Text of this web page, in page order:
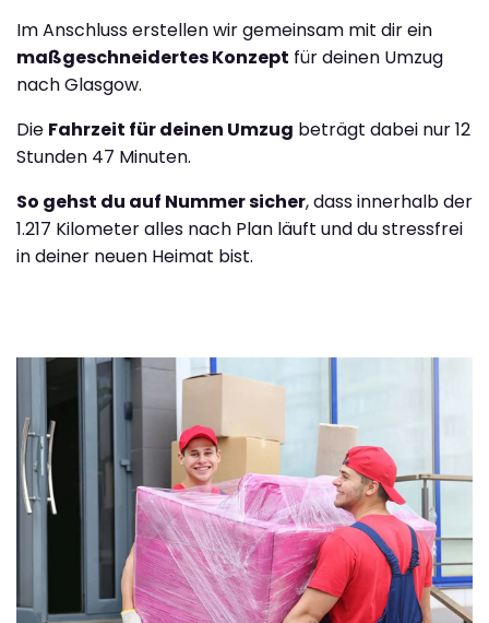
Im Anschluss erstellen wir gemeinsam mit dir ein
maßgeschneidertes Konzept für deinen Umzug
nach Glasgow.
Die Fahrzeit für deinen Umzug beträgt dabei nur 12
Stunden 47 Minuten.
So gehst du auf Nummer sicher, dass innerhalb der
1.217 Kilometer alles nach Plan läuft und du stressfrei
in deiner neuen Heimat bist.